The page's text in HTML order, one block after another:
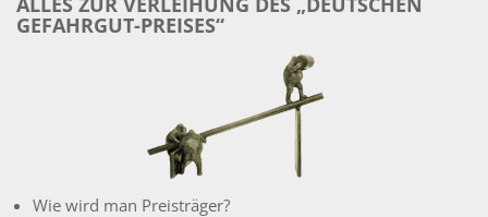
GEFAHRGUT-PREISES“
Wie wird man Preisträger?